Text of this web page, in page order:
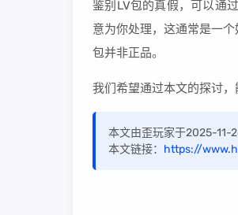
鉴别LV包的真假，可以通
意为你处理，这通常是一
包并非正品。
我们希望通过本文的探讨
本文由歪玩家于2025-11-
本文链接： https://